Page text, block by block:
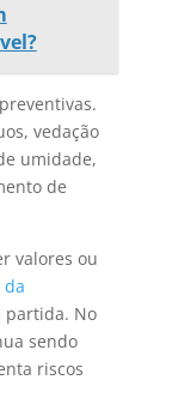
vedação
umidade,
de
valores ou
da
partida. No
sendo
riscos